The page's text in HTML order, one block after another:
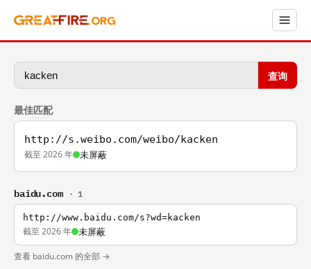
查询
最佳匹配
http://s.weibo.com/weibo/kacken
截至 2026 年 未屏蔽
baidu.com · 1
http://www.baidu.com/s?wd=kacken
截至 2026 年 未屏蔽
查看 baidu.com 的全部 →